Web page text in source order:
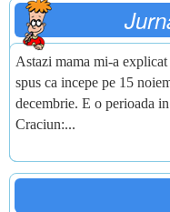
Astazi mama mi-a
spus ca incepe pe 15
decembrie. E o perioada
Craciun:...